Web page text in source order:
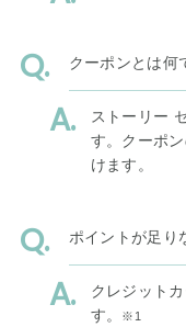
クーポンとは何
ストーリー
す。クーポ
けます。
ポイントが足り
クレジット
す。
※1